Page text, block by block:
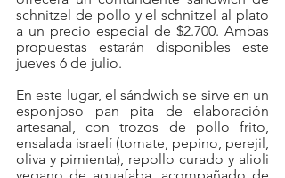
schnitzel de pollo y el schnitzel al plato
a un precio especial de $2.700. Ambas
propuestas estarán disponibles este
jueves 6 de julio.
En este lugar, el sándwich se sirve en un
esponjoso pan pita de elaboración
artesanal, con trozos de pollo frito,
ensalada israelí (tomate, pepino, perejil,
oliva y pimienta), repollo curado y alioli